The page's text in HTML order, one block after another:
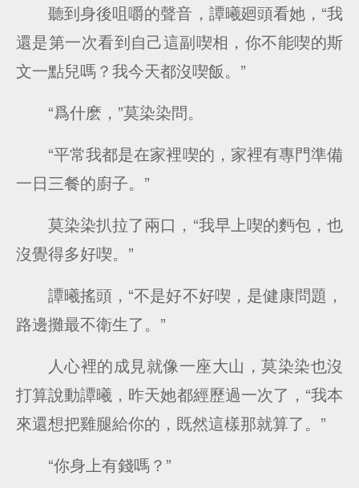
聽到身後咀嚼的聲音，譚曦廻頭看她，“我
還是第一次看到自己這副喫相，你不能喫的斯
文一點兒嗎？我今天都沒喫飯。”
“爲什麽，”莫染染問。
“平常我都是在家裡喫的，家裡有專門準備
一日三餐的廚子。”
莫染染扒拉了兩口，“我早上喫的麪包，也
沒覺得多好喫。”
譚曦搖頭，“不是好不好喫，是健康問題，
路邊攤最不衛生了。”
人心裡的成見就像一座大山，莫染染也沒
打算說動譚曦，昨天她都經歷過一次了，“我本
來還想把雞腿給你的，既然這樣那就算了。”
“你身上有錢嗎？”